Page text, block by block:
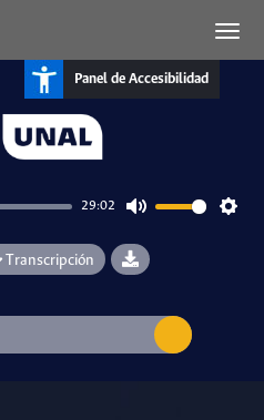
Panel de Accesibilidad
29:02
Transcripción